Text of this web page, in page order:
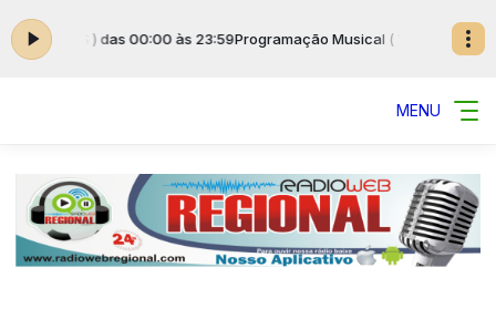
VARIADAS ) das 00:00 às 23:59Programação Musical ( VARIADAS )
MENU